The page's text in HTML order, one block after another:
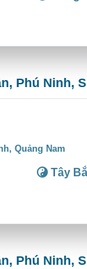
Phú Ninh,
Quảng Nam
Tây
Phú Ninh,